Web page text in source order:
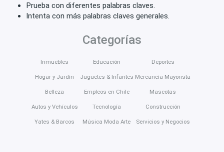
Prueba con diferentes palabras claves.
Intenta con más palabras claves generales.
Categorías
Inmuebles
Hogar y Jardín
Belleza
Autos y Vehículos
Yates & Barcos
Educación
Juguetes & Infantes
Empleos en Chile
Tecnología
Música Moda Arte
Deportes
Mercancía Mayorista
Mascotas
Construcción
Servicios y Negocios